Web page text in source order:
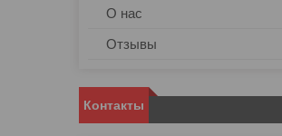
О нас
Отзывы
Контакты